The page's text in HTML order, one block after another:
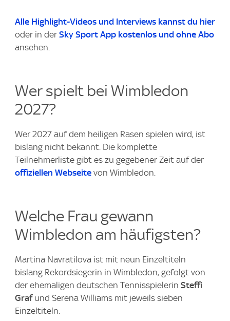
Alle Highlight-Videos und Interviews kannst du hier
oder in der Sky Sport App kostenlos und ohne Abo
ansehen.
Wer spielt bei Wimbledon
2027?
Wer 2027 auf dem heiligen Rasen spielen wird, ist
bislang nicht bekannt. Die komplette
Teilnehmerliste gibt es zu gegebener Zeit auf der
offiziellen Webseite von Wimbledon.
Welche Frau gewann
Wimbledon am häufigsten?
Martina Navratilova ist mit neun Einzeltiteln
bislang Rekordsiegerin in Wimbledon, gefolgt von
der ehemaligen deutschen Tennisspielerin Steffi
Grafund Serena Williams mit jeweils sieben
Einzeltiteln.